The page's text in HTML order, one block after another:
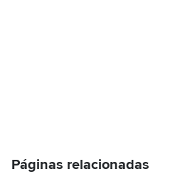
Páginas relacionadas